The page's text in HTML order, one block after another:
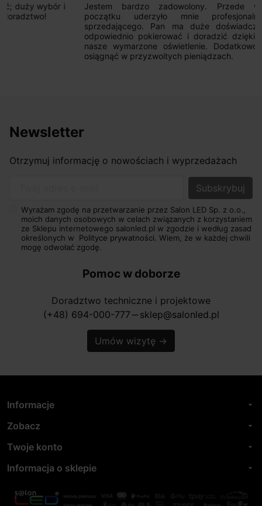
Jestem bardzo zadowolony. Przede wszystkim od
początku uderzyło mnie profesjonalne podejście
sprzedającego. Pan ma duże doświadczenie i potrafi
odpowiednio pokierować i doradzić dzięki czemu mamy
nasze wymarzone oświetlenie. Dodatkowo udało się to
osiągnąć w przyzwoitych pieniądzach.
Newsletter
Otrzymuj informację o nowościach i wyprzedażach
Wyrażam zgodę na przetwarzanie przez Salon LED Sp. z o.o.,
moich danych osobowych w celach związanych z korzystaniem
ze Sklepu internetowego salonled.pl w zgodzie i według zasad
określonych w Polityce prywatności. Wiem, że w każdej chwili
mogę odwołać zgodę.
Pomoc w doborze
Doradztwo techniczne i projektowe
(+48) 694-000-777 horizontal_rule sklep@salonled.pl
Umów wizytę →
Informacje arrow_drop_down
Zobacz arrow_drop_down
Twoje konto arrow_drop_down
Informacja o sklepie arrow_drop_down